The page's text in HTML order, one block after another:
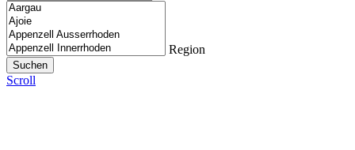
Region
Scroll